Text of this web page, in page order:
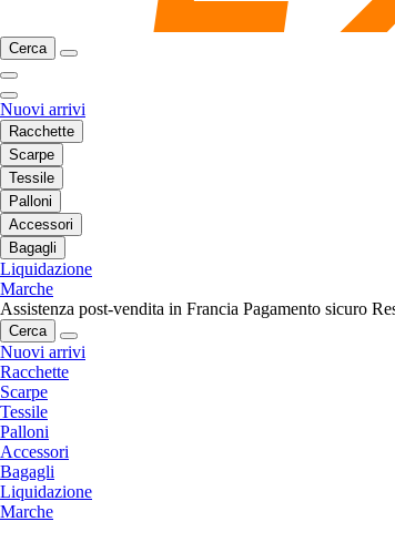
Cerca
Nuovi arrivi
Racchette
Scarpe
Tessile
Palloni
Accessori
Bagagli
Liquidazione
Marche
Assistenza post-vendita in Francia Pagamento sicuro
Cerca
Nuovi arrivi
Racchette
Scarpe
Tessile
Palloni
Accessori
Bagagli
Liquidazione
Marche